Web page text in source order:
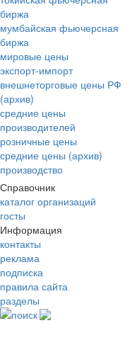
биржа
мумбайская фьючерсная
биржа
мировые цены
экспорт-импорт
внешнеторговые цены РФ
(архив)
средние цены
производителей
розничные цены
средние цены (архив)
производство
Справочник
каталог организаций
госты
Информация
контакты
реклама
подписка
правила сайта
разделы
поиск